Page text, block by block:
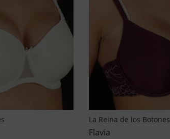
La Reina de los Botones
Flavia